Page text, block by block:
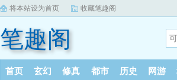
将本站设为首页 收藏笔趣阁
笔趣阁
首页 玄幻 修真 都市 历史 网游